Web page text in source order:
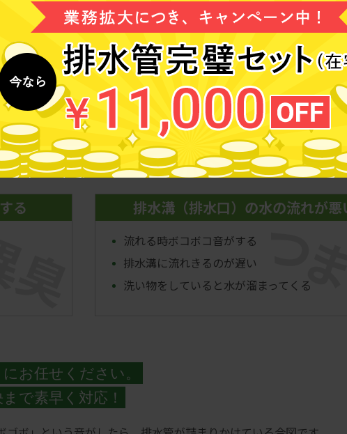
最優先でつながる専用ダイヤル
0120-910-132
こんな症状出ていませんか？
る 排水溝（排水口）の水の流れが悪
流れる時ボコボコ音がする
排水溝に流れきるのが遅い
洗い物をしていると水が溜まってくる
つ
お任せください。
で素早く対応！